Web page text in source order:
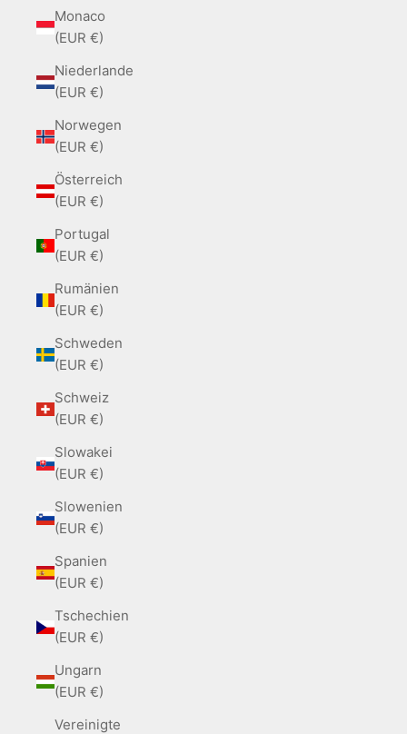
Monaco
(EUR €)
Niederlande
(EUR €)
Norwegen
(EUR €)
Österreich
(EUR €)
Portugal
(EUR €)
Rumänien
(EUR €)
Schweden
(EUR €)
Schweiz
(EUR €)
Slowakei
(EUR €)
Slowenien
(EUR €)
Spanien
(EUR €)
Tschechien
(EUR €)
Ungarn
(EUR €)
Vereinigte